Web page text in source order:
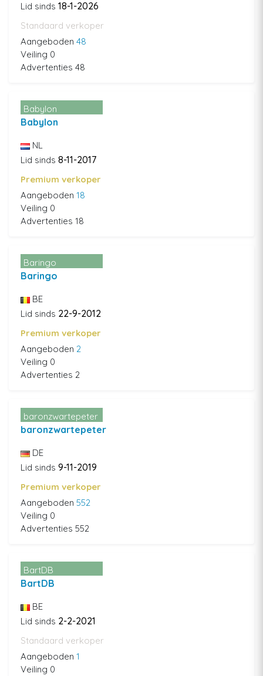
Lid sinds 18-1-2026
Standaard verkoper
Aangeboden 48
Veiling 0
Advertenties 48
Babylon
Babylon
NL
Lid sinds 8-11-2017
Premium verkoper
Aangeboden 18
Veiling 0
Advertenties 18
Baringo
Baringo
BE
Lid sinds 22-9-2012
Premium verkoper
Aangeboden 2
Veiling 0
Advertenties 2
baronzwartepeter
baronzwartepeter
DE
Lid sinds 9-11-2019
Premium verkoper
Aangeboden 552
Veiling 0
Advertenties 552
BartDB
BartDB
BE
Lid sinds 2-2-2021
Standaard verkoper
Aangeboden 1
Veiling 0